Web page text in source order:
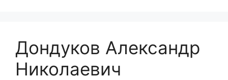
Дондуков Александр
Николаевич